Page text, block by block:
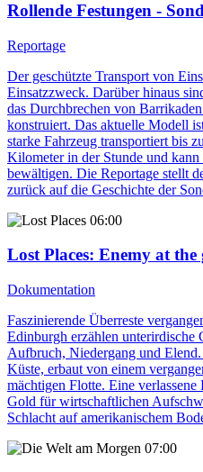
Rollende Festungen -
Reportage
Der geschützte Transport von
Einsatzzweck. Darüber hinaus
das Durchbrechen von
konstruiert. Das aktuelle Modell
starke Fahrzeug transportiert bis
Kilometer in der Stunde und
bewältigen. Die Reportage stellt
zurück auf die Geschichte der
06:00
Lost Places: Enemy at the
Dokumentation
Faszinierende Überreste
Edinburgh erzählen unterirdische
Aufbruch, Niedergang und
Küste, erbaut von einem
mächtigen Flotte. Eine
Gold für wirtschaftlichen
Schlacht auf amerikanischem
07:00